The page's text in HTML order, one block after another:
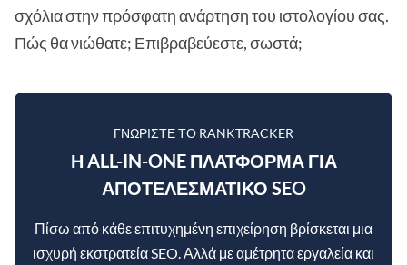
σχόλια στην πρόσφατη ανάρτηση του ιστολογίου σας.
Πώς θα νιώθατε; Επιβραβεύεστε, σωστά;
ΓΝΩΡΊΣΤΕ ΤΟ RANKTRACKER
Η ALL-IN-ONE ΠΛΑΤΦΌΡΜΑ ΓΙΑ
ΑΠΟΤΕΛΕΣΜΑΤΙΚΌ SEO
Πίσω από κάθε επιτυχημένη επιχείρηση βρίσκεται μια
ισχυρή εκστρατεία SEO. Αλλά με αμέτρητα εργαλεία και